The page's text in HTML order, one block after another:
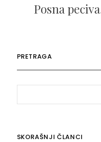
Posna
PRETRAGA
SKORAŠNJI ČLANCI